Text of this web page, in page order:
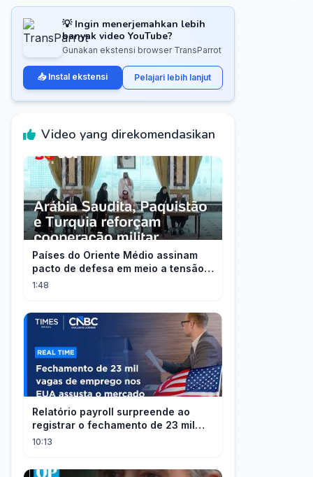
💡 Ingin menerjemahkan lebih
banyak video YouTube?
Gunakan ekstensi browser TransParrot
📥 Instal ekstensi Pelajari lebih lanjut
Video yang direkomendasikan
Países do Oriente Médio assinam
pacto de defesa em meio a tensão
com Irã
1:48
Relatório payroll surpreende ao
registrar o fechamento de 23 mil
vagas nos EUA
10:13